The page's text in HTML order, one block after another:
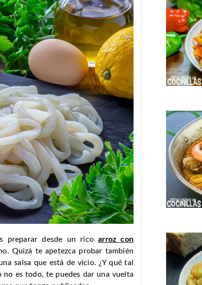
preparar desde un ricoarroz con
Quizá te apetezca probar también
salsa que está de vicio. ¿Y qué tal
no es todo, te puedes dar una vuelta